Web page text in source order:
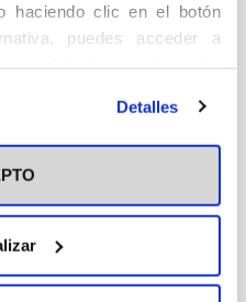
haciendo clic en el botón
puedes acceder a
más información puedes
Detalles
sino en la bondad
conquistas de la época,
el éxtasis y la desolación
cuando nos
Esperanza, como si
sentido que lo haga.
el transcurso del